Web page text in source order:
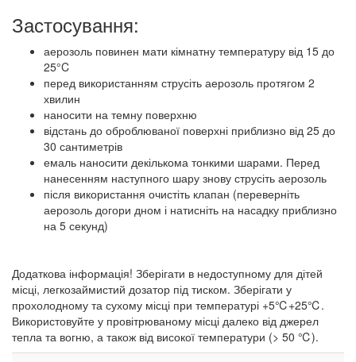
Застосування:
аерозоль повинен мати кімнатну температуру від 15 до
25°C
перед використанням струсіть аерозоль протягом 2
хвилин
наносити на темну поверхню
відстань до оброблюваної поверхні приблизно від 25 до
30 сантиметрів
емаль наносити декількома тонкими шарами. Перед
нанесенням наступного шару знову струсіть аерозоль
після використання очистіть клапан (переверніть
аерозоль догори дном і натисніть на насадку приблизно
на 5 секунд)
Додаткова інформація! Зберігати в недоступному для дітей
місці, легкозаймистий дозатор під тиском. Зберігати у
прохолодному та сухому місці при температурі +5℃+25℃.
Використовуйте у провітрюваному місці далеко від джерел
тепла та вогню, а також від високої температури (> 50 ℃).